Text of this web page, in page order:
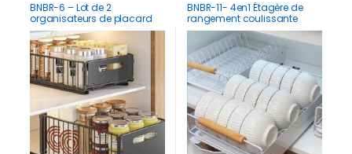
BNBR-6 – Lot de 2
organisateurs de placard
coulissants pliable
BNBR-11- 4en1 Étagère de
rangement coulissante
acier inoxydable panier
support vaisselle (2
couches)